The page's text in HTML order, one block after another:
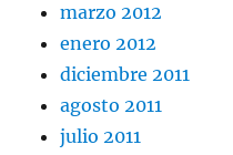
marzo 2012
enero 2012
diciembre 2011
agosto 2011
julio 2011